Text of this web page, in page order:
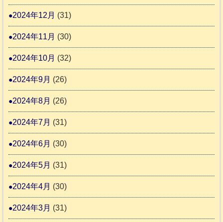
2024年12月 (31)
2024年11月 (30)
2024年10月 (32)
2024年9月 (26)
2024年8月 (26)
2024年7月 (31)
2024年6月 (30)
2024年5月 (31)
2024年4月 (30)
2024年3月 (31)